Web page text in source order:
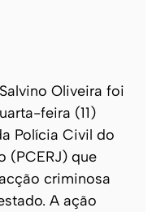
Oliveira foi
feira (11)
Polícia Civil do
(PCERJ) que
criminosa
A ação